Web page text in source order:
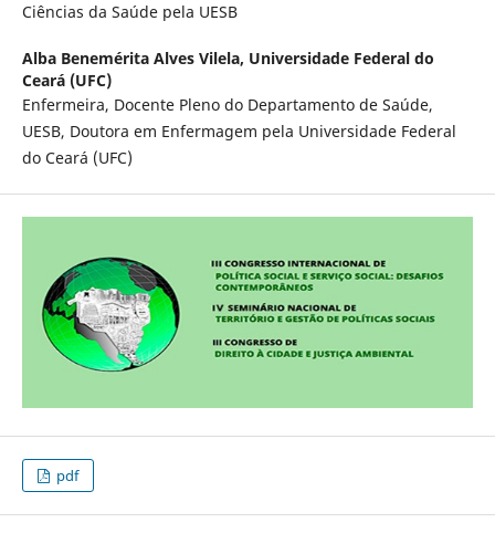
Ciências da Saúde pela UESB
Alba Benemérita Alves Vilela, Universidade Federal do
Ceará (UFC)
Enfermeira, Docente Pleno do Departamento de Saúde,
UESB, Doutora em Enfermagem pela Universidade Federal
do Ceará (UFC)
pdf